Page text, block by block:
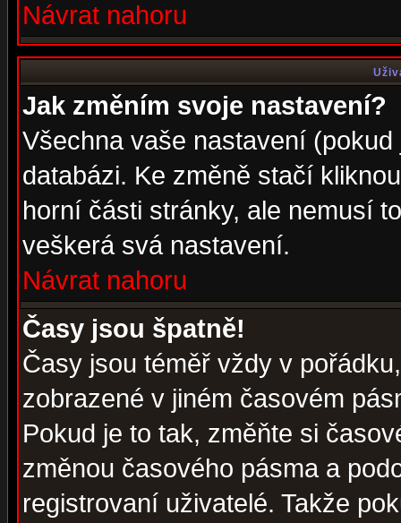
Návrat nahoru
Jak změním svoje nastavení?
Všechna vaše nastavení
databázi. Ke změně stačí
horní části stránky, ale nemusí
veškerá svá nastavení.
Návrat nahoru
Časy jsou špatně!
Časy jsou téměř vždy v
zobrazené v jiném časovém
Pokud je to tak, změňte si
změnou časového pásma a
registrovaní uživatelé. Takže